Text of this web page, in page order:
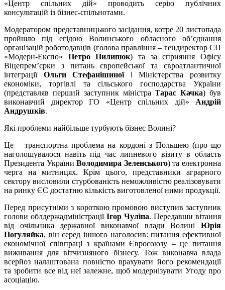
«Центр спільних дій» проводить серію публічних
консультацій із бізнес-спільнотами.
Модератором представницького засідання, котре 20 листопада
пройшло під егідою Волинського обласного об’єднання
організацій роботодавців (голова правління – гендиректор СП
«Модерн-Експо» Петро Пилипюк) та за сприяння Офісу
Віцепрем’єрки з питань європейської та євроатлантичної
інтеграції Ольги Стефанішиноїі Міністерства розвитку
економіки, торгівлі та сільського господарства України
(представляв перший заступник міністраТарас Качка) був
виконавчий директор ГО «Центр спільних дій» Андрій
Андрушків.
Які проблеми найбільше турбують бізнес Волині?
Це – транспортна проблема на кордоні з Польщею (про що
наголошувалося навіть під час липневого візиту в область
Президента УкраїниВолодимира Зеленського) та електронна
черга на митницях. Крім цього, представники аграрного
сектору висловили стурбованість неможливістю реалізовувати
на ринку ЄС достатню кількість виготовленої ними продукції.
Перед присутніми з короткою промовою виступив заступник
голови облдержадміністрації Ігор Чуліпа. Передавши вітання
від очільника державної виконавчої влади Волині Юрія
Погуляйка, він серед іншого наголосив: питання ефективної
економічної співпраці з країнами Євросоюзу – це питання
виживання для вітчизняного бізнесу. Тож виконавча влада
всерйоз налаштована повністю врахувати його рекомендації
та зробити все від неї залежне, щоб модернізувати Угоду про
асоціацію.